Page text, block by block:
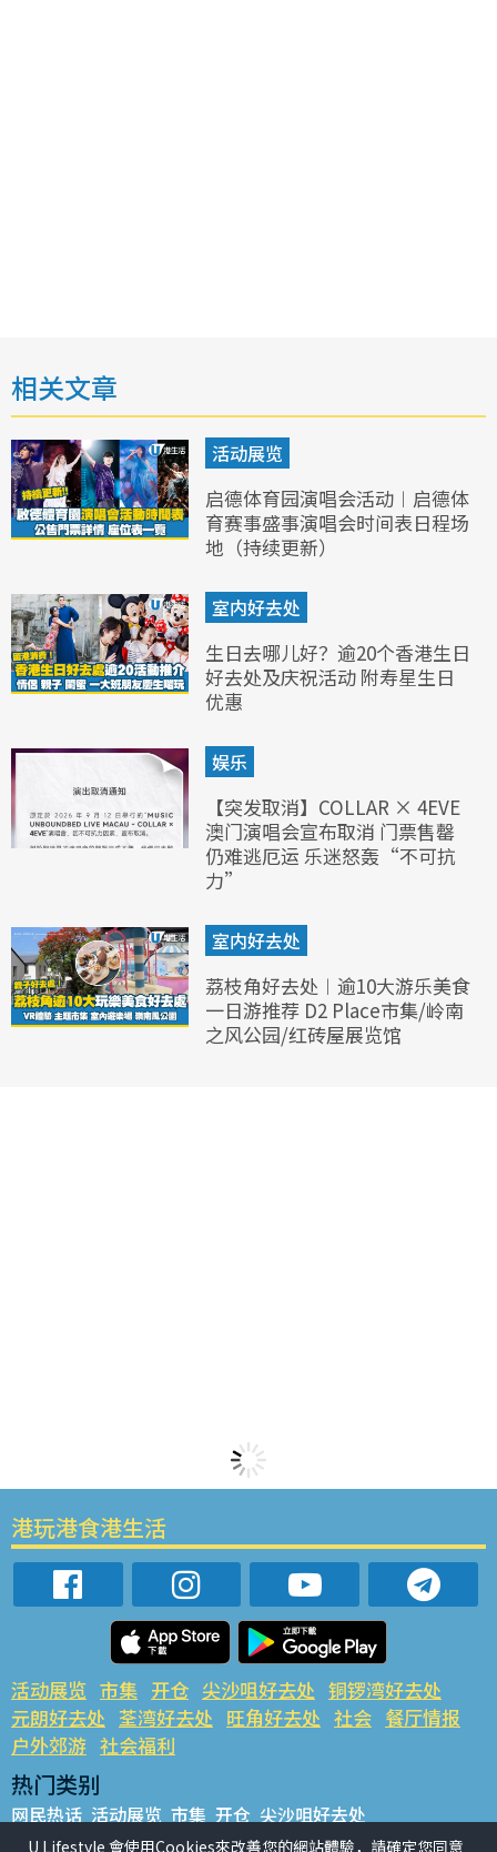
相关文章
活动展览
启德体育园演唱会活动︱启德体
育赛事盛事演唱会时间表日程场
地（持续更新）
室内好去处
生日去哪儿好？逾20个香港生日
好去处及庆祝活动 附寿星生日
优惠
娱乐
【突发取消】COLLAR × 4EVE
澳门演唱会宣布取消 门票售罄
仍难逃厄运 乐迷怒轰“不可抗
力”
室内好去处
荔枝角好去处︱逾10大游乐美食
一日游推荐 D2 Place市集/岭南
之风公园/红砖屋展览馆
港玩港食港生活
活动展览 市集 开仓 尖沙咀好去处 铜锣湾好去处
元朗好去处 荃湾好去处 旺角好去处 社会 餐厅情报
户外郊游 社会福利
热门类别
网民热话 活动展览 市集 开仓 尖沙咀好去处
铜锣湾好去处 元朗好去处 荃湾好去处 旺角好去处 社会
U Lifestyle 會使用Cookies來改善您的網站體驗，請確定您同意